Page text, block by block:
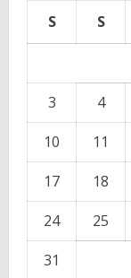
S S
3
4
10
11
17
18
24
25
31